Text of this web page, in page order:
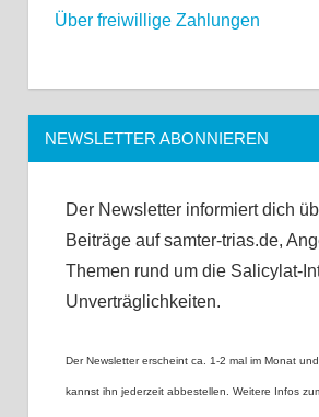
Über freiwillige Zahlungen
NEWSLETTER ABONNIEREN
Der Newsletter informiert dich
Beiträge auf samter-trias.de,
Themen rund um die Salicylat-
Unverträglichkeiten.
Der Newsletter erscheint ca. 1-2 mal im Monat
kannst ihn jederzeit abbestellen. Weitere Infos